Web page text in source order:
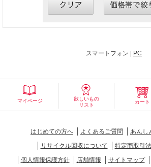
スマートフォン | PC
マイページ
欲しいもの
リスト
カート
はじめての方へ よくあるご質問
あんし
リサイクル回収について
特定商取引
個人情報保護方針
店舗情報 サイトマップ